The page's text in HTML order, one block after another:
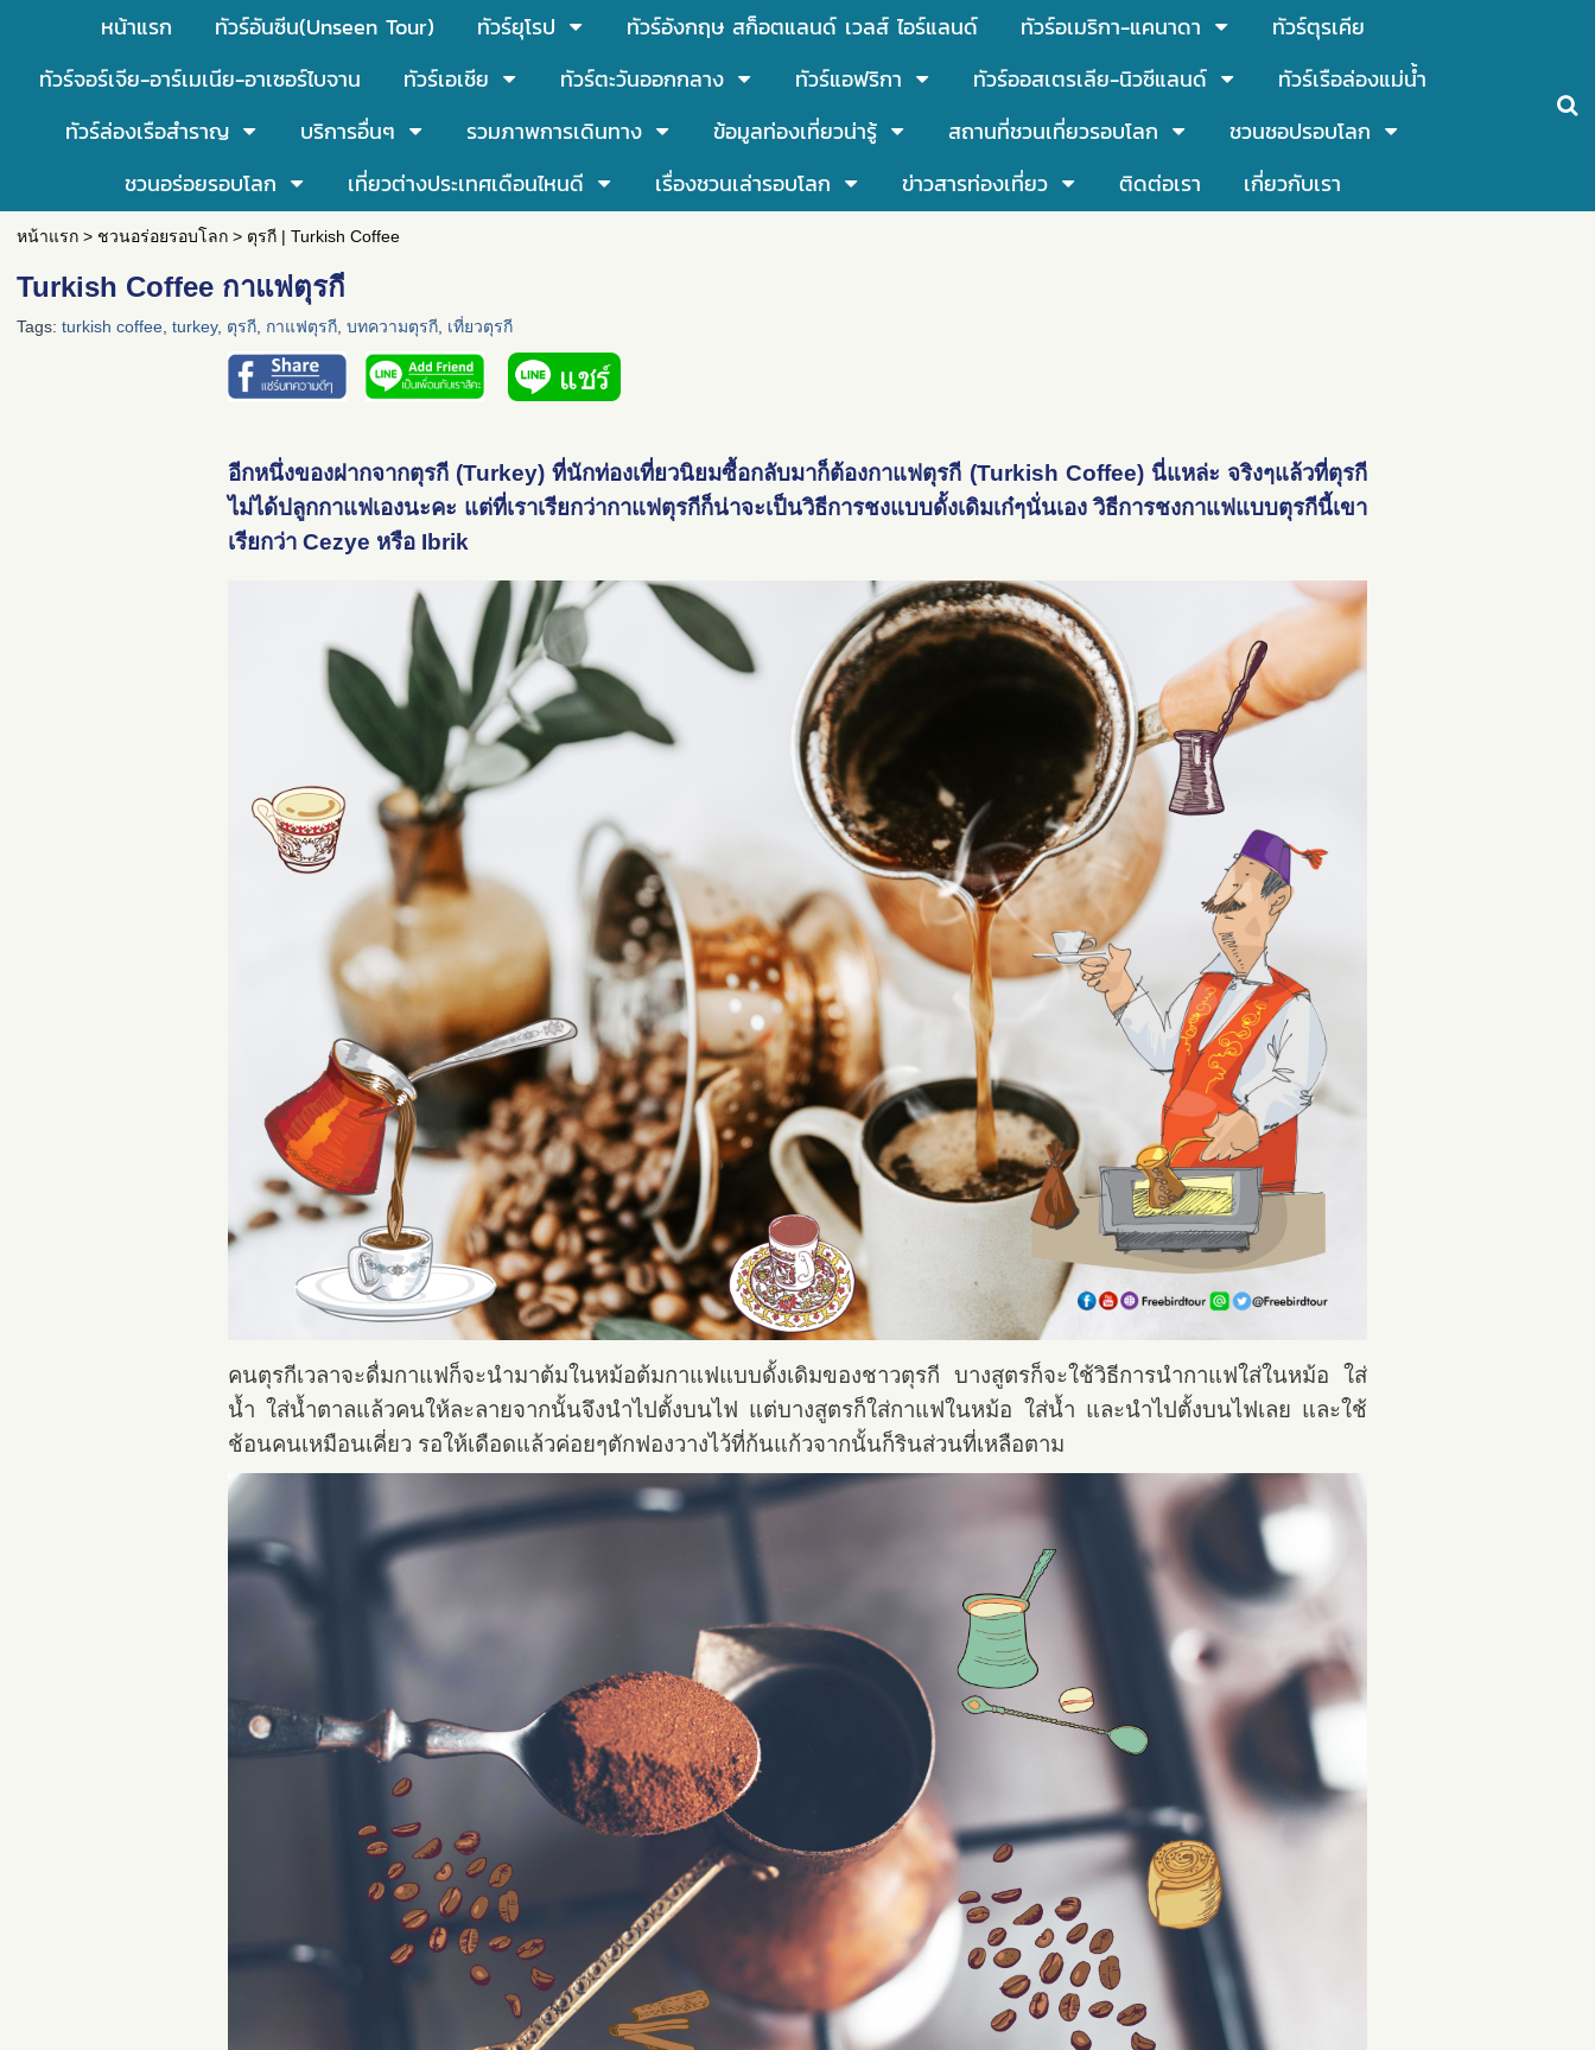
หน้าแรก ทัวร์อันซีน(Unseen Tour) ทัวร์ยุโรป ทัวร์อังกฤษ สก็อตแลนด์ เวลส์ ไอร์แลนด์ ทัวร์อเมริกา-แคนาดา
ทัวร์ตุรเคีย
ทัวร์จอร์เจีย-อาร์เมเนีย-อาเซอร์ไบจาน
ทัวร์เอเชีย ทัวร์ตะวันออกกลาง ทัวร์แอฟริกา ทัวร์ออสเตรเลีย-นิวซีแลนด์
ทัวร์เรือล่องแม่น้ำ
ทัวร์ล่องเรือสำราญ
บริการอื่นๆ รวมภาพการเดินทาง ข้อมูลท่องเที่ยวน่ารู้ สถานที่ชวนเที่ยวรอบโลก
ชวนชอปรอบโลก
ชวนอร่อยรอบโลก
เที่ยวต่างประเทศเดือนไหนดี เรื่องชวนเล่ารอบโลก ข่าวสารท่องเที่ยว ติดต่อเรา เกี่ยวกับเรา
หน้าแรก> ชวนอร่อยรอบโลก> ตุรกี | Turkish Coffee
Turkish Coffee กาแฟตุรกี
Tags: turkish coffee turkey, ตุรกี กาแฟตุรกี บทความตุรกี เที่ยวตุรกี
อีกหนึ่งของฝากจากตุรกี (Turkey) ที่นักท่องเที่ยวนิยมซื้อกลับมาก็ต้องกาแฟตุรกี (Turkish Coffee) นี่แหล่ะ จริงๆแล้วที่ตุรกี
ไม่ได้ปลูกกาแฟเองนะคะ แต่ที่เราเรียกว่ากาแฟตุรกีก็น่าจะเป็นวิธีการชงแบบดั้งเดิมเก๋ๆนั่นเอง วิธีการชงกาแฟแบบตุรกีนี้เขา
เรียกว่า Cezye หรือ Ibrik
คนตุรกีเวลาจะดื่มกาแฟก็จะนำมาต้มในหม้อต้มกาแฟแบบดั้งเดิมของชาวตุรกี บางสูตรก็จะใช้วิธีการนำกาแฟใส่ในหม้อ ใส่
น้ำ ใส่น้ำตาลแล้วคนให้ละลายจากนั้นจึงนำไปตั้งบนไฟ แต่บางสูตรก็ใส่กาแฟในหม้อ ใส่น้ำ และนำไปตั้งบนไฟเลย และใช้
ช้อนคนเหมือนเคี่ยว รอให้เดือดแล้วค่อยๆตักฟองวางไว้ที่ก้นแก้วจากนั้นก็รินส่วนที่เหลือตาม